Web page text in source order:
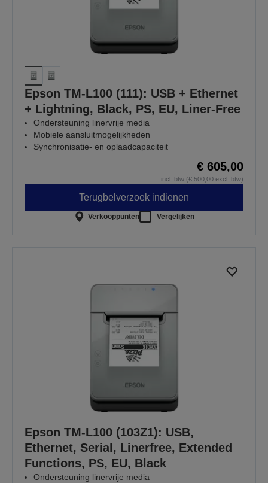
Epson TM-L100 (111): USB + Ethernet
+ Lightning, Black, PS, EU, Liner-Free
Ondersteuning linervrije media
Mobiele aansluitmogelijkheden
Synchronisatie- en oplaadcapaciteit
€ 605,00
incl. btw (€ 500,00 excl. btw)
Terugbelverzoek indienen
Verkooppunten Vergelijken
Epson TM-L100 (103Z1): USB,
Ethernet, Serial, Linerfree, Extended
Functions, PS, EU, Black
Ondersteuning linervrije media